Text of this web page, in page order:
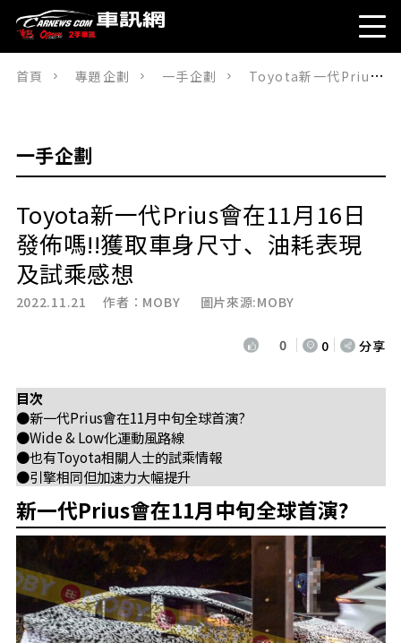
首頁 專題企劃 一手企劃 Toyota新一代Prius會在11月16日發佈嗎!!獲取車身尺寸、油耗表現及試乘感想
一手企劃
Toyota新一代Prius會在11月16日
發佈嗎!!獲取車身尺寸、油耗表現
及試乘感想
2022.11.21 作者： MOBY 圖片來源:MOBY
0 0 分享
目次
●新一代Prius會在11月中旬全球首演?
●Wide & Low化運動風路線
●也有Toyota相關人士的試乘情報
●引擎相同但加速力大幅提升
新一代Prius會在11月中旬全球首演?